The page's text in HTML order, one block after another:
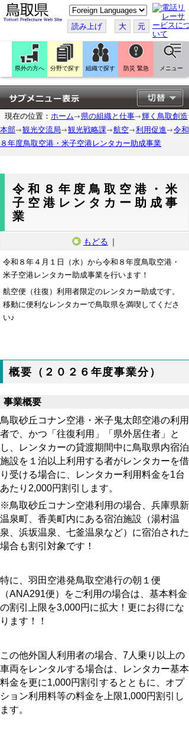
こ
の
ペ
ー
ジ
翻
訳
す
る
読み上げ 大 元
県外の方へ 分野で探す 組織で探す 防災 緊急 メニュー
現在の位置： ホーム 県の組織と仕事
輝く鳥取創造
本部
観光交流局 観光戦略課 航空 利用促進
令和
８年度鳥取空港・米子空港レンタカー助成事業
令和８年度鳥取空港・米
子空港レンタカー助成事
業
もどる ｜
令和８年４月１日（水）から令和８年度鳥取空港・
米子空港レンタカー助成事業を行います！
航空便（往復）利用者限定のレンタカー助成です。
移動に便利なレンタカーで鳥取県を満喫してくださ
い♪
概要（２０２６年度事業分）
事業概要
鳥取砂丘コナン空港・米子鬼太郎空港の利用
者で、かつ「 往復利用 」「 県外居住者 」と
し、レンタカーの貸渡期間中に鳥取県内宿泊
施設を１泊以上利用する者がレンタカーを借
り受ける場合に、レンタカー利用料金を1台
あたり2,000円割引します。
※鳥取砂丘コナン空港利用の場合、兵庫県新
温泉町、香美町内にある宿泊施設（湯村温
泉、浜坂温泉、七釜温泉など）に宿泊された
場合も割引対象です！
特に、羽田空港発鳥取空港行の朝１便
（ANA291便）をご利用の場合は、基本料金
の割引上限を3,000円に拡大！更にお得にな
ります！！
この他外国人利用者の場合、7人乗り以上の
車両をレンタルする場合は、レンタカー基本
料金を更に1,000円割引するとともに、オプ
ション利用料等の料金を上限1,000円割引し
ます。